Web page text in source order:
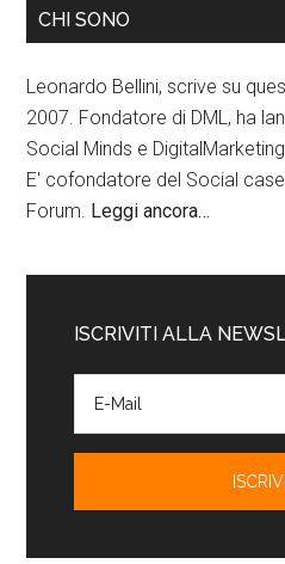
CHI SONO
Leonardo Bellini, scrive su
2007. Fondatore di DML, ha
Social Minds e
E' cofondatore del Social
Forum. Leggi ancora…
ISCRIVITI ALLA